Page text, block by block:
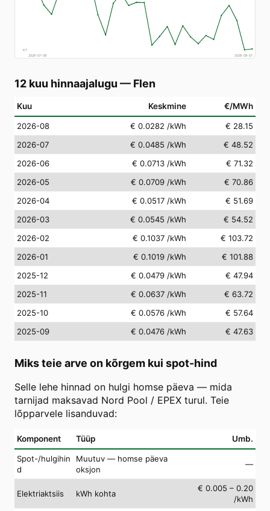
€7
2026-07-09
2026-08-07
12 kuu hinnaajalugu — Flen
Kuu Keskmine €/MWh
2026-08 € 0.0282 /kWh
€ 28.15
2026-07
€ 0.0485 /kWh
€ 48.52
2026-06
€ 0.0713 /kWh
€ 71.32
2026-05
€ 0.0709 /kWh
€ 70.86
2026-04
€ 0.0517 /kWh
€ 51.69
2026-03
€ 0.0545 /kWh
€ 54.52
2026-02
€ 0.1037 /kWh
€ 103.72
2026-01
€ 0.1019 /kWh
€ 101.88
2025-12
€ 0.0479 /kWh
€ 47.94
2025-11
€ 0.0637 /kWh
€ 63.72
2025-10
€ 0.0576 /kWh
€ 57.64
2025-09
€ 0.0476 /kWh € 47.63
Miks teie arve on kõrgem kui spot-hind
Selle lehe hinnad on hulgi homse päeva — mida
tarnijad maksavad Nord Pool / EPEX turul. Teie
lõpparvele lisanduvad:
Komponent Tüüp Umb.
Spot-/hulgihin
d
Muutuv — homse päeva
oksjon
—
Elektriaktsiis kWh kohta
€ 0.005 – 0.20
/kWh